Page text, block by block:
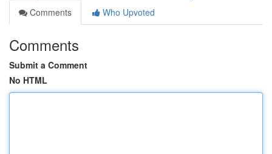
Comments
Who Upvoted
Comments
Submit a Comment
No HTML